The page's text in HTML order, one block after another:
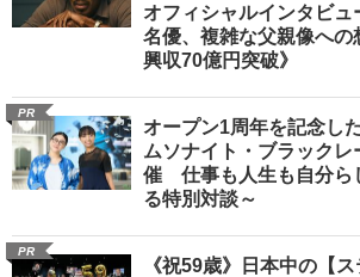
オフィシャルインタビュ
名優、複雑な父親像への
興収70億円突破》
PR
オープン1周年を記念し
ムソナイト・ブラックレ
催 仕事も人生も自分ら
る特別対談～
PR
《祝59歳》日本中の【